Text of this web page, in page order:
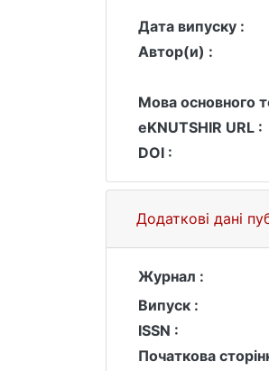
Дата випуску :
Автор(и) :
Мова основного
eKNUTSHIR URL :
DOI :
Додаткові дані
Журнал :
Випуск :
ISSN :
Початкова